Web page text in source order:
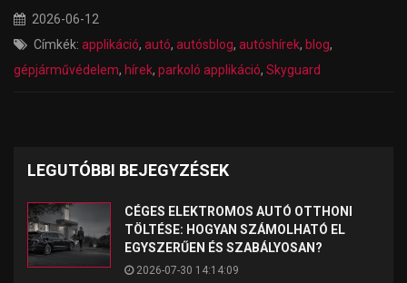
2026-06-12
Címkék: applikáció, autó, autósblog, autóshírek, blog,
gépjárművédelem, hírek, parkoló applikáció, Skyguard
LEGUTÓBBI BEJEGYZÉSEK
CÉGES ELEKTROMOS AUTÓ OTTHONI
TÖLTÉSE: HOGYAN SZÁMOLHATÓ EL
EGYSZERŰEN ÉS SZABÁLYOSAN?
2026-07-30 14:14:09